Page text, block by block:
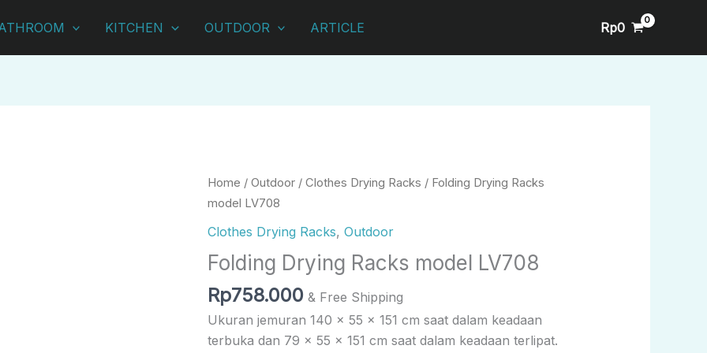
KITCHEN OUTDOOR ARTICLE Rp0
Home /Outdoor /Clothes Drying Racks / Folding Drying Racks
model LV708
Clothes Drying Racks,Outdoor
Folding Drying Racks model LV708
Rp758.000 & Free Shipping
Ukuran jemuran 140 x 55 x 151 cm saat dalam keadaan
terbuka dan 79 x 55 x 151 cm saat dalam keadaan terlipat.
Folding
Drying
Racks
LV708
quantity